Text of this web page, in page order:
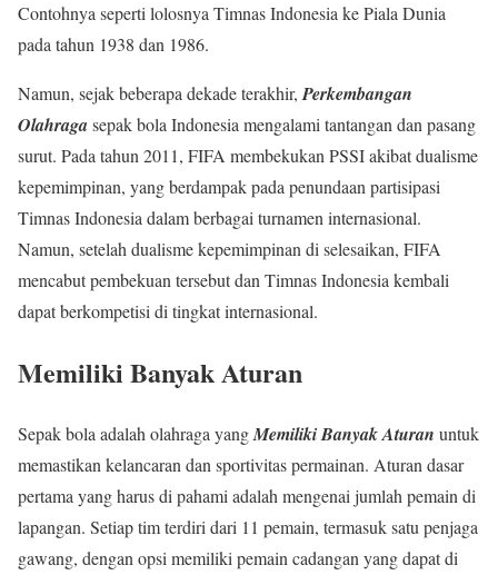
Contohnya seperti lolosnya Timnas Indonesia ke Piala Dunia
pada tahun 1938 dan 1986.
Namun, sejak beberapa dekade terakhir, Perkembangan
Olahragasepak bola Indonesia mengalami tantangan dan pasang
surut. Pada tahun 2011, FIFA membekukan PSSI akibat dualisme
kepemimpinan, yang berdampak pada penundaan partisipasi
Timnas Indonesia dalam berbagai turnamen internasional.
Namun, setelah dualisme kepemimpinan di selesaikan, FIFA
mencabut pembekuan tersebut dan Timnas Indonesia kembali
dapat berkompetisi di tingkat internasional.
Memiliki Banyak Aturan
Sepak bola adalah olahraga yangMemiliki Banyak Aturan untuk
memastikan kelancaran dan sportivitas permainan. Aturan dasar
pertama yang harus di pahami adalah mengenai jumlah pemain di
lapangan. Setiap tim terdiri dari 11 pemain, termasuk satu penjaga
gawang, dengan opsi memiliki pemain cadangan yang dapat di